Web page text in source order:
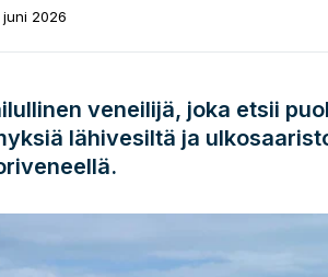
juni 2026
veneilijä, joka etsii
lähivesiltä ja